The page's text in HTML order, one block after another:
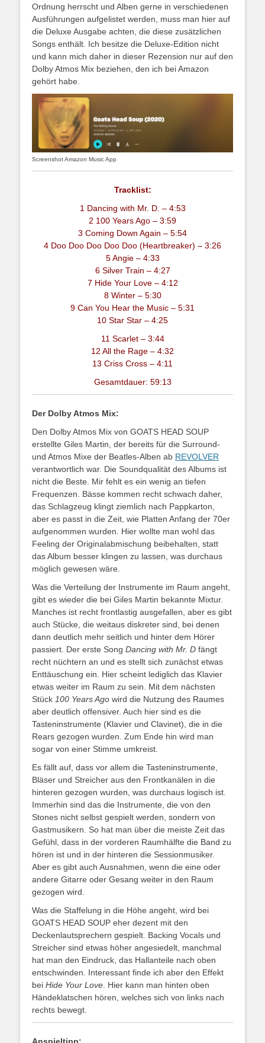
Ordnung herrscht und Alben gerne in verschiedenen
Ausführungen aufgelistet werden, muss man hier auf
die Deluxe Ausgabe achten, die diese zusätzlichen
Songs enthält. Ich besitze die Deluxe-Edition nicht
und kann mich daher in dieser Rezension nur auf den
Dolby Atmos Mix beziehen, den ich bei Amazon
gehört habe.
Screenshot Amazon Music App
Tracklist:
1 Dancing with Mr. D. – 4:53
2 100 Years Ago – 3:59
3 Coming Down Again – 5:54
4 Doo Doo Doo Doo Doo (Heartbreaker) – 3:26
5 Angie – 4:33
6 Silver Train – 4:27
7 Hide Your Love – 4:12
8 Winter – 5:30
9 Can You Hear the Music – 5:31
10 Star Star – 4:25
11 Scarlet – 3:44
12 All the Rage – 4:32
13 Criss Cross – 4:11
Gesamtdauer: 59:13
Der Dolby Atmos Mix:
Den Dolby Atmos Mix von GOATS HEAD SOUP
erstellte Giles Martin, der bereits für die Surround-
und Atmos Mixe der Beatles-Alben ab REVOLVER
verantwortlich war. Die Soundqualität des Albums ist
nicht die Beste. Mir fehlt es ein wenig an tiefen
Frequenzen. Bässe kommen recht schwach daher,
das Schlagzeug klingt ziemlich nach Pappkarton,
aber es passt in die Zeit, wie Platten Anfang der 70er
aufgenommen wurden. Hier wollte man wohl das
Feeling der Originalabmischung beibehalten, statt
das Album besser klingen zu lassen, was durchaus
möglich gewesen wäre.
Was die Verteilung der Instrumente im Raum angeht,
gibt es wieder die bei Giles Martin bekannte Mixtur.
Manches ist recht frontlastig ausgefallen, aber es gibt
auch Stücke, die weitaus diskreter sind, bei denen
dann deutlich mehr seitlich und hinter dem Hörer
passiert. Der erste Song Dancing with Mr. D fängt
recht nüchtern an und es stellt sich zunächst etwas
Enttäuschung ein. Hier scheint lediglich das Klavier
etwas weiter im Raum zu sein. Mit dem nächsten
Stück 100 Years Ago wird die Nutzung des Raumes
aber deutlich offensiver. Auch hier sind es die
Tasteninstrumente (Klavier und Clavinet), die in die
Rears gezogen wurden. Zum Ende hin wird man
sogar von einer Stimme umkreist.
Es fällt auf, dass vor allem die Tasteninstrumente,
Bläser und Streicher aus den Frontkanälen in die
hinteren gezogen wurden, was durchaus logisch ist.
Immerhin sind das die Instrumente, die von den
Stones nicht selbst gespielt werden, sondern von
Gastmusikern. So hat man über die meiste Zeit das
Gefühl, dass in der vorderen Raumhälfte die Band zu
hören ist und in der hinteren die Sessionmusiker.
Aber es gibt auch Ausnahmen, wenn die eine oder
andere Gitarre oder Gesang weiter in den Raum
gezogen wird.
Was die Staffelung in die Höhe angeht, wird bei
GOATS HEAD SOUP eher dezent mit den
Deckenlautsprechern gespielt. Backing Vocals und
Streicher sind etwas höher angesiedelt, manchmal
hat man den Eindruck, das Hallanteile nach oben
entschwinden. Interessant finde ich aber den Effekt
bei Hide Your Love . Hier kann man hinten oben
Händeklatschen hören, welches sich von links nach
rechts bewegt.
Anspieltipp: